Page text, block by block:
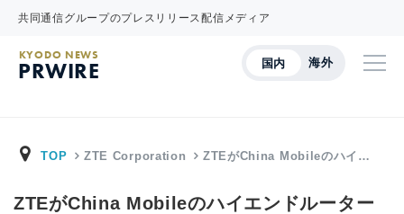
共同通信グループのプレスリリース配信メディア
国内 海外
KYODO NEWS
PRWIRE
TOP ZTE Corporation ZTEがChina Mobileのハイ…
ZTEがChina Mobileのハイエンドルーター